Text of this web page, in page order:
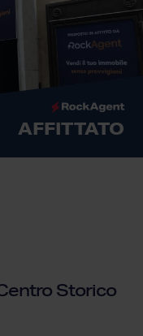
Storico
AFFITTATO